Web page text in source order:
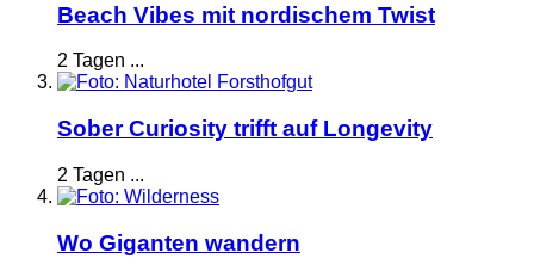
Beach Vibes mit nordischem Twist
2 Tagen ...
Sober Curiosity trifft auf Longevity
2 Tagen ...
Wo Giganten wandern